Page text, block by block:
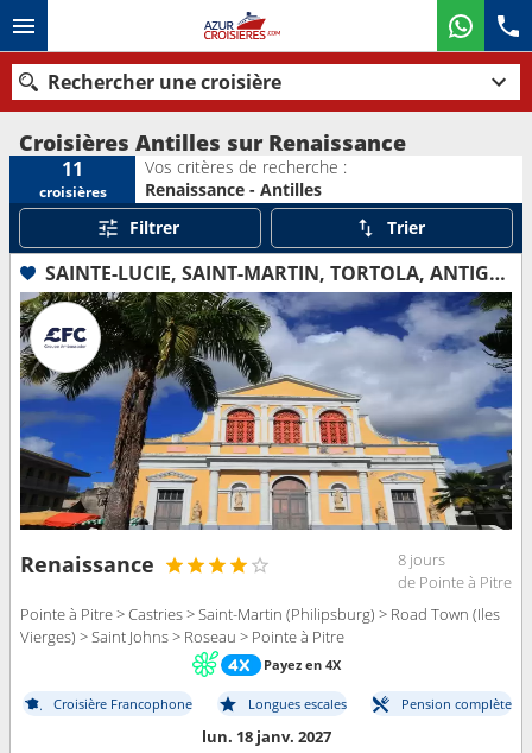
Rechercher une croisière
Nos destinations
Mois de départ
Ports Compagnies
Rechercher
Croisières Antilles sur Renaissance
11
croisières
Vos critères de recherche :
Renaissance - Antilles
Filtrer
Trier
SAINTE-LUCIE, SAINT-MARTIN, TORTOLA, ANTIGUA-ET-BARBUDA, DOMINIQUE, GUADELOUPE
Renaissance
8 jours
de Pointe à Pitre
Pointe à Pitre > Castries > Saint-Martin (Philipsburg) > Road Town (Iles
Vierges) > Saint Johns > Roseau > Pointe à Pitre
Payez en 4X
Croisière Francophone Longues escales Pension complète
lun. 18 janv. 2027